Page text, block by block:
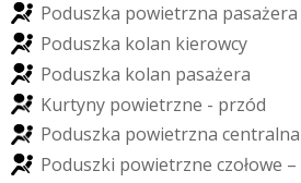
Poduszka powietrzna pasażera
Poduszka kolan kierowcy
Poduszka kolan pasażera
Kurtyny powietrzne - przód
Poduszka powietrzna centralna
Poduszki powietrzne czołowe –